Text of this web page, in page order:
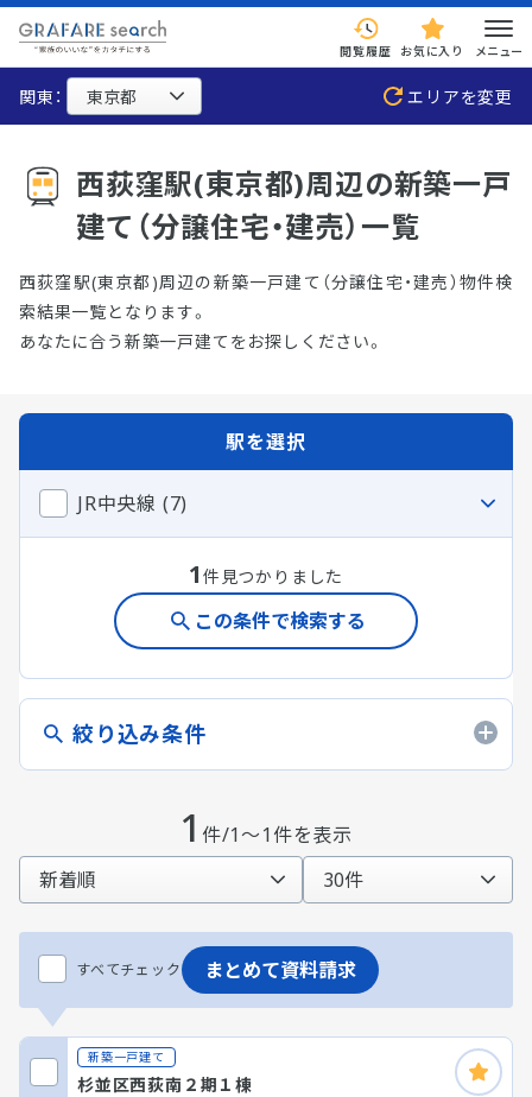
閲覧履歴 お気に入り メニュー
関東： エリアを変更
西荻窪駅(東京都)周辺の新築一戸
建て（分譲住宅・建売）一覧
西荻窪駅(東京都)周辺の新築一戸建て（分譲住宅・建売）物件検
索結果一覧となります。
あなたに合う新築一戸建てをお探しください。
1 件/1～1件を表示
すべてチェック まとめて資料請求
新築一戸建て
杉並区西荻南２期１棟
駅を選択
JR中央線 (7)
1 件見つかりました
この条件で検索する
絞り込み条件